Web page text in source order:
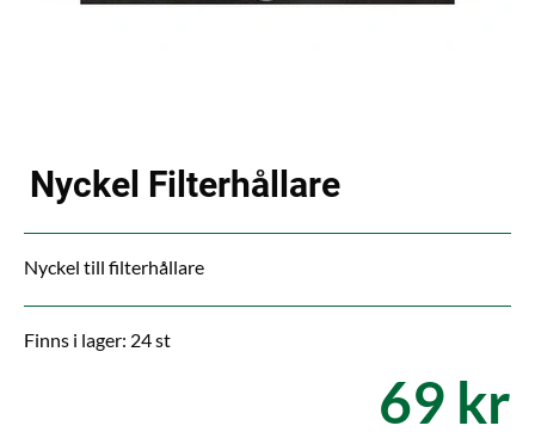
Nyckel Filterhållare
Nyckel till filterhållare
Finns i lager: 24 st
69 kr